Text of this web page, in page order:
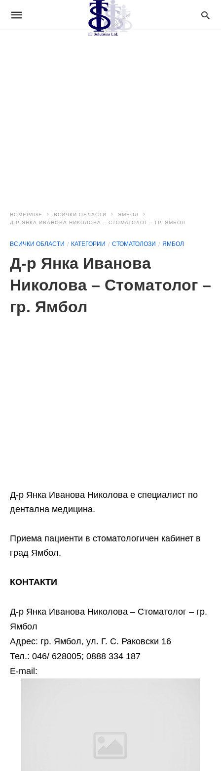
HOMEPAGE ВСИЧКИ ОБЛАСТИ
ЯМБОЛ
Д-Р ЯНКА ИВАНОВА НИКОЛОВА – СТОМАТОЛОГ – ГР. ЯМБОЛ
ВСИЧКИ ОБЛАСТИ КАТЕГОРИИ СТОМАТОЛОЗИ ЯМБОЛ
Д-р Янка Иванова
Николова – Стоматолог –
гр. Ямбол
Д-р Янка Иванова Николова е специалист по
дентална медицина.
Приема пациенти в стоматологичен кабинет в
град Ямбол.
КОНТАКТИ
Д-р Янка Иванова Николова – Стоматолог – гр.
Ямбол
Адрес: гр. Ямбол, ул. Г. С. Раковски 16
Тел.: 046/ 628005; 0888 334 187
Е-mail: